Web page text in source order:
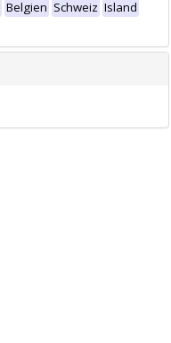
Belgien Schweiz Island